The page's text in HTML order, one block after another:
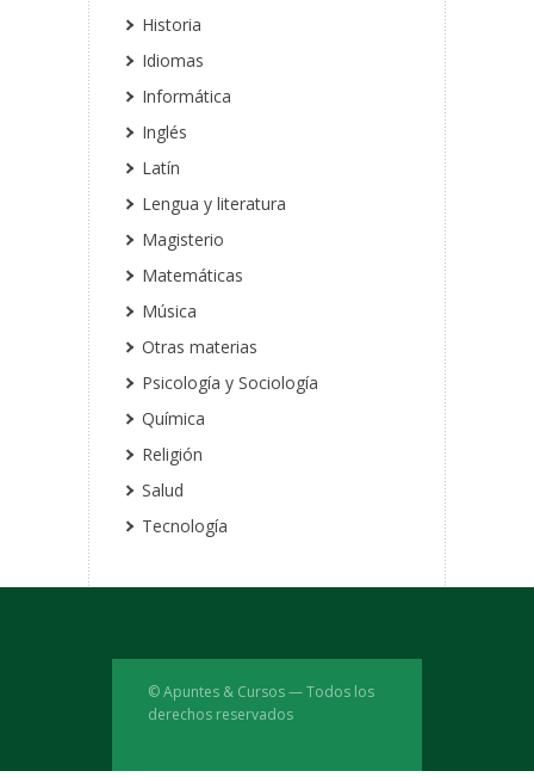
Historia
Idiomas
Informática
Inglés
Latín
Lengua y literatura
Magisterio
Matemáticas
Música
Otras materias
Psicología y Sociología
Química
Religión
Salud
Tecnología
© Apuntes & Cursos — Todos los
derechos reservados